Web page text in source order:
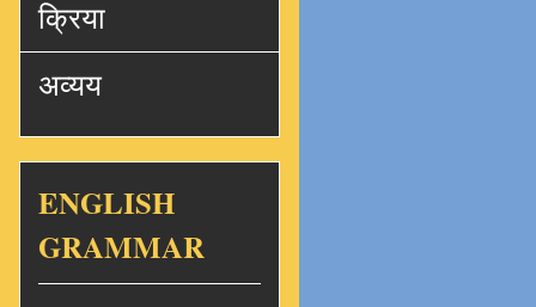
क्रिया
अव्यय
ENGLISH
GRAMMAR